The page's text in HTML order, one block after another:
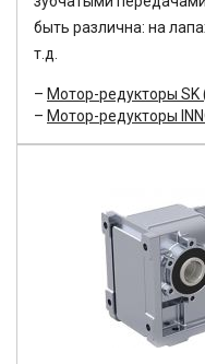
быть различна: на
т.д.
Мотор-редукторы SK
Мотор-редукторы